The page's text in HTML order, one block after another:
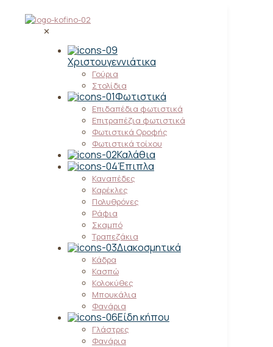
✕
Χριστουγεννιάτικα
Γούρια
Στολίδια
Φωτιστικά
Επιδαπέδια φωτιστικά
Επιτραπέζια φωτιστικά
Φωτιστικά Οροφής
Φωτιστικά τοίχου
Καλάθια
Έπιπλα
Καναπέδες
Καρέκλες
Πολυθρόνες
Ράφια
Σκαμπό
Τραπεζάκια
Διακοσμητικά
Κάδρα
Κασπώ
Κολοκύθες
Μπουκάλια
Φανάρια
Είδη κήπου
Γλάστρες
Φανάρια